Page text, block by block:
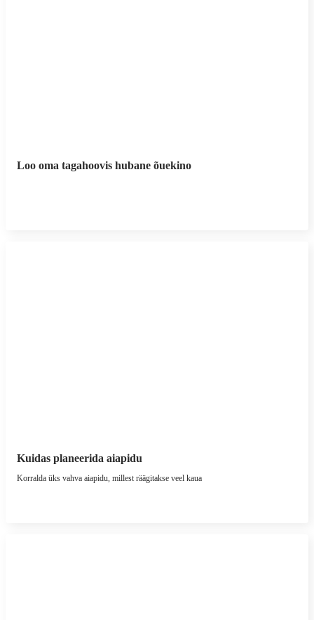
Loo oma tagahoovis hubane õuekino
Kuidas planeerida aiapidu
Korralda üks vahva aiapidu, millest räägitakse veel kaua